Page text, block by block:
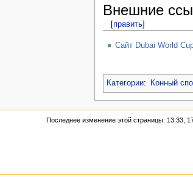
Внешние
[править]
Сайт Dubai World
Категории: Конный
Последнее изменение этой страницы: 13:33, 17